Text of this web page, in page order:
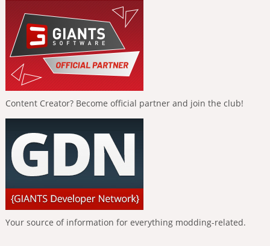
Content Creator? Become official partner and join the club!
Your source of information for everything modding-related.